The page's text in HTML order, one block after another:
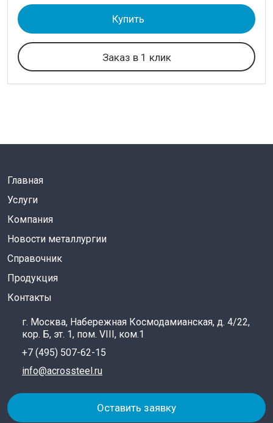
Купить
Заказ в 1 клик
Главная
Услуги
Компания
Новости металлургии
Справочник
Продукция
Контакты
г. Москва, Набережная Космодамианская, д. 4/22,
кор. Б, эт. 1, пом. VIII, ком.1
+7 (495) 507-62-15
info@acrossteel.ru
Оставить заявку